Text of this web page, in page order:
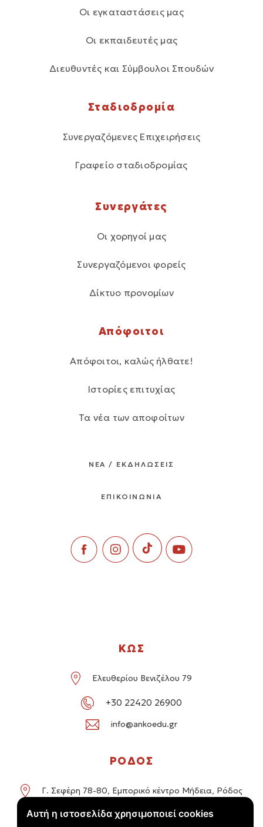
Αυτή η ιστοσελίδα χρησιμοποιεί cookies
Οι εγκαταστάσεις μας
Οι εκπαιδευτές μας
Διευθυντές και Σύμβουλοι Σπουδών
Σταδιοδρομία
Συνεργαζόμενες Επιχειρήσεις
Γραφείο σταδιοδρομίας
Συνεργάτες
Οι χορηγοί μας
Συνεργαζόμενοι φορείς
Δίκτυο προνομίων
Απόφοιτοι
Απόφοιτοι, καλώς ήλθατε!
Ιστορίες επιτυχίας
Τα νέα των αποφοίτων
ΝΕΑ / ΕΚΔΗΛΩΣΕΙΣ
ΕΠΙΚΟΙΝΩΝΙΑ
ΚΩΣ
Ελευθερίου Βενιζέλου 79
+30 22420 26900
info@ankoedu.gr
ΡΟΔΟΣ
Γ. Σεφέρη 78-80, Εμπορικό κέντρο Μήδεια, Ρόδος
+30 22414 01016 / +30 22410 62488